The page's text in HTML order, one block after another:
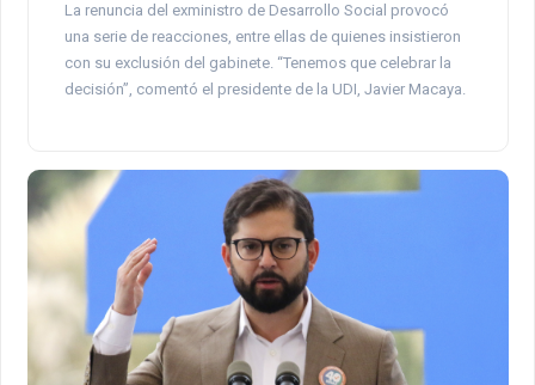
La renuncia del exministro de Desarrollo Social provocó
una serie de reacciones, entre ellas de quienes insistieron
con su exclusión del gabinete. “Tenemos que celebrar la
decisión”, comentó el presidente de la UDI, Javier Macaya.